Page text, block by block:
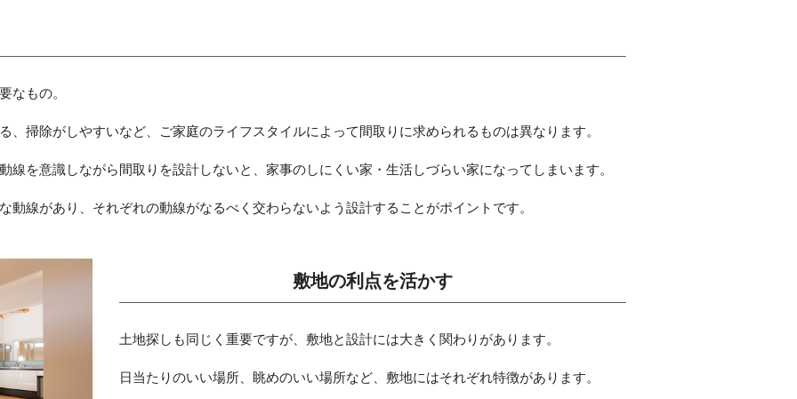
なもの。
、掃除がしやすいなど、ご家庭のライフスタイルによって間取りに求められるものは異なります。
線を意識しながら間取りを設計しないと、家事のしにくい家・生活しづらい家になってしまいます。
動線があり、それぞれの動線がなるべく交わらないよう設計することがポイントです。
敷地の利点を活かす
土地探しも同じく重要ですが、敷地と設計には大きく関わりがあります。
日当たりのいい場所、眺めのいい場所など、敷地にはそれぞれ特徴があります。